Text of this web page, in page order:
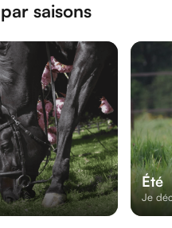
saisons
Été
Je